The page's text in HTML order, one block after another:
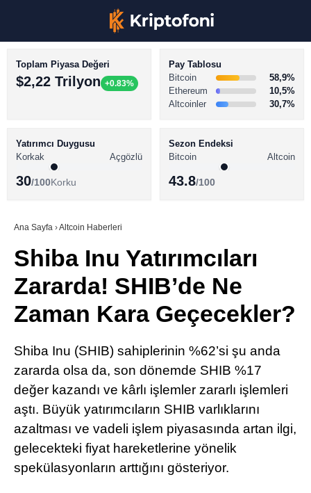
Youtube
TikTok
LinkedIn
Telegram
BİTCOİN HABERLERİ
ALTCOİN HABERLERİ
SÖZLÜK
Toplam Piyasa Değeri
$2,22 Trilyon +0.83%
Pay Tablosu
Bitcoin
58,9%
Ethereum
10,5%
Altcoinler
30,7%
Yatırımcı Duygusu
Korkak
Açgözlü
30/100Korku
Sezon Endeksi
Bitcoin
Altcoin
43.8/100
Ana Sayfa ›Altcoin Haberleri
Shiba Inu Yatırımcıları
Zararda! SHIB’de Ne
Zaman Kara Geçecekler?
Shiba Inu (SHIB) sahiplerinin %62’si şu anda
zararda olsa da, son dönemde SHIB %17
değer kazandı ve kârlı işlemler zararlı işlemleri
aştı. Büyük yatırımcıların SHIB varlıklarını
azaltması ve vadeli işlem piyasasında artan ilgi,
gelecekteki fiyat hareketlerine yönelik
spekülasyonların arttığını gösteriyor.